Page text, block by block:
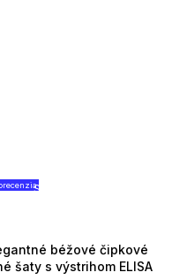
SUMMER SALE -35% ?
béžové čipkové
šaty s výstrihom ELISA